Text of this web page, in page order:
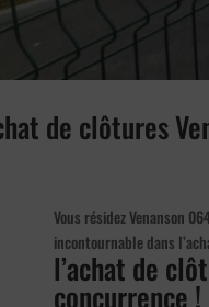
de clôtures
Vous résidez Venanson
incontournable dans
l’achat de
concurrence !